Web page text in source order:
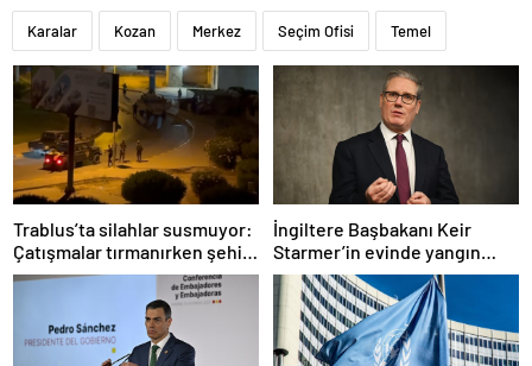
Karalar Kozan Merkez Seçim Ofisi Temel
Trablus’ta silahlar susmuyor:
Çatışmalar tırmanırken şehir
alarmda
İngiltere Başbakanı Keir
Starmer’in evinde yangın
çıktı